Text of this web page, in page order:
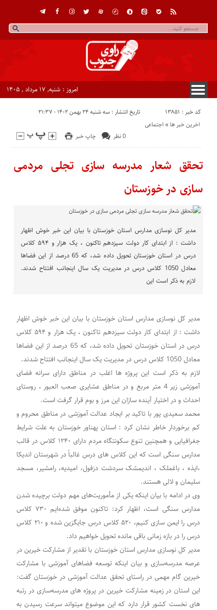
امروز : شنبه, ۱۷ مرداد , ۱۴۰۵
کد خبر : 13851 تاریخ انتشار : سه شنبه ۲۴ بهمن ۱۴۰۲ - ۲۱:۳۷
چاپ خبر 0 نظر
اجتماعی « اخرین خبر ها
تحقق شعار مدرسه سازی تجلی مردمی
سازی در خوزستان
مدیر کل نوسازی مدارس استان خوزستان با بیان این خبر خوش اظهار
داشت : از ابتدای کار دولت سیزدهم تاکنون ، یک هزار و ۵۹۴ کلاس
درس در استان خوزستان تحویل داده شد، که 65 درصد از این فضاها
معادل 1050 کلاس درس در مدیریت یک سال اینجانب افتتاح شدند.
لازم به ذکر است این
مدیر کل نوسازی مدارس استان خوزستان با بیان این خبر خوش اظهار
داشت : از ابتدای کار دولت سیزدهم تاکنون ، یک هزار و ۵۹۴ کلاس
درس در استان خوزستان تحویل داده شد، که 65 درصد از این فضاها
معادل 1050 کلاس درس در مدیریت یک سال اینجانب افتتاح شدند.
لازم به ذکر است این پروژه ها اغلب در مناطق دارای سرانه فضای
آموزشی زیر 4 متر مربع و در مناطق عشایری صعب العبور ، روستای
احداث و در اختیار آینده سازان این مرز و بوم قرار گرفت است.
محمد سعیدی پور با تاکید بر ایجاد عدالت آموزشی در مناطق محروم و
کم برخوردار خاطر نشان کرد : استان پهناور خوزستان به علت شرایط
جغرافیایی و همچنین تنوع سکونتگاه مردم دارای ۱۲۴۰ کلاس در قالب
مدارس سنگی است که این کلاس های درس غالباً در شهرستان اندیکا
،ایذه ، باغملک ، اندیمشک سردشت دزفول، امیدیه، رامشیر، مسجد
سلیمان و لالی هستند.
وی در ادامه با بیان اینکه یکی از مأموریت‌های مهم دولت برچیده شدن
مدارس سنگی است، اظهار کرد: تاکنون موفق شده‌ایم ۷۳۰ کلاس
درس را ایمن سازی کنیم، ۵۲۰ کلاس درس جایگزین شده و ۲۱۰ کلاس
درس را در بازه زمانی باقی مانده تحویل خواهیم داد.
مدیر کل نوسازی مدارس استان خوزستان با تقدیر از مشارکت خیرین در
عرصه مدرسه‌سازی و بیان اینکه توسعه فضا‌های آموزشی با مشارکت
خیرین گام مهمی در راستای تحقق عدالت آموزشی در خوزستان گفت:
این استان در زمینه مشارکت خیرین در پروژه ‌‌‌‌‌های مدرسه‌سازی در رتبه
های نخست کشور قرار دارد که این موضوع میتواند سرعت رسیدن به